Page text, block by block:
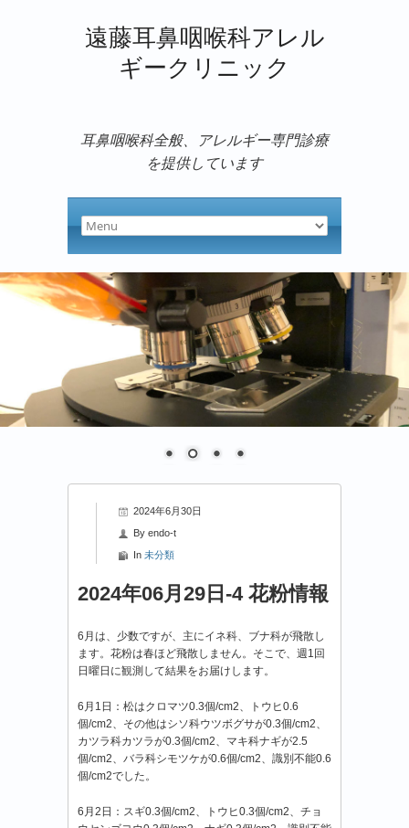
遠藤耳鼻咽喉科アレル
ギークリニック
耳鼻咽喉科全般、アレルギー専門診療
を提供しています
2024年6月30日
By endo-t
In 未分類
2024年06月29日-4 花粉情報
6月は、少数ですが、主にイネ科、ブナ科が飛散し
ます。花粉は春ほど飛散しません。そこで、週1回
日曜日に観測して結果をお届けします。
6月1日：松はクロマツ0.3個/cm2、トウヒ0.6
個/cm2、その他はシソ科ウツボグサが0.3個/cm2、
カツラ科カツラが0.3個/cm2、マキ科ナギが2.5
個/cm2、バラ科シモツケが0.6個/cm2、識別不能0.6
個/cm2でした。
6月2日：スギ0.3個/cm2、トウヒ0.3個/cm2、チョ